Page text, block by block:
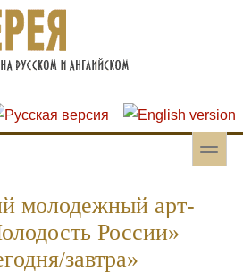
toggle
молодежный арт-
России»
завтра»